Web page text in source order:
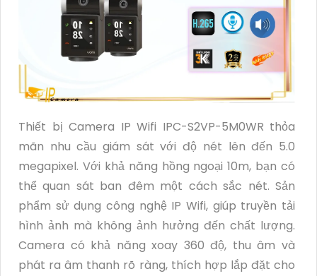
Thiết bị Camera IP Wifi IPC-S2VP-5M0WR thỏa
mãn nhu cầu giám sát với độ nét lên đến 5.0
megapixel. Với khả năng hồng ngoại 10m, bạn có
thể quan sát ban đêm một cách sắc nét. Sản
phẩm sử dụng công nghệ IP Wifi, giúp truyền tải
hình ảnh mà không ảnh hưởng đến chất lượng.
Camera có khả năng xoay 360 độ, thu âm và
phát ra âm thanh rõ ràng, thích hợp lắp đặt cho